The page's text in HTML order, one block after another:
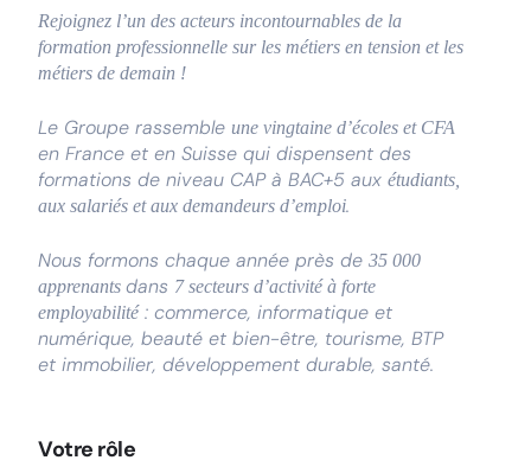
Rejoignez l’un des acteurs incontournables de la
formation professionnelle sur les métiers en tension et les
métiers de demain !
Le Groupe rassemble une vingtaine d’écoles et CFA
en France et en Suisse qui dispensent des
formations de niveau CAP à BAC+5 aux étudiants,
aux salariés et aux demandeurs d’emploi.
Nous formons chaque année près de 35 000
apprenants dans 7 secteurs d’activité à forte
employabilité: commerce, informatique et
numérique, beauté et bien-être, tourisme, BTP
et immobilier, développement durable, santé.
Votre rôle